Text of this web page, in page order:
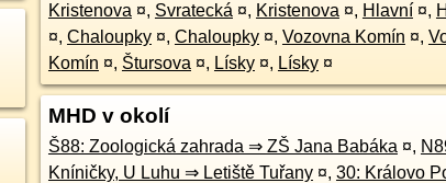
Kristenova ¤, Svratecká ¤, Kristenova ¤, Hlavní ¤,
¤, Chaloupky ¤, Chaloupky ¤, Vozovna Komín ¤,
Komín ¤, Štursova ¤, Lísky ¤, Lísky ¤
MHD v okolí
Š88: Zoologická zahrada ⇒ ZŠ Jana Babáka ¤,
Kníničky, U Luhu ⇒ Letiště Tuřany ¤, 30: Královo